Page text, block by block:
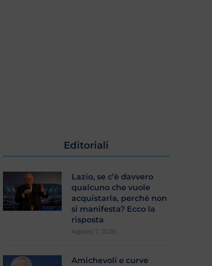
Editoriali
Lazio, se c’è davvero
qualcuno che vuole
acquistarla, perché non
si manifesta? Ecco la
risposta
Agosto 7, 2026
Amichevoli e curve